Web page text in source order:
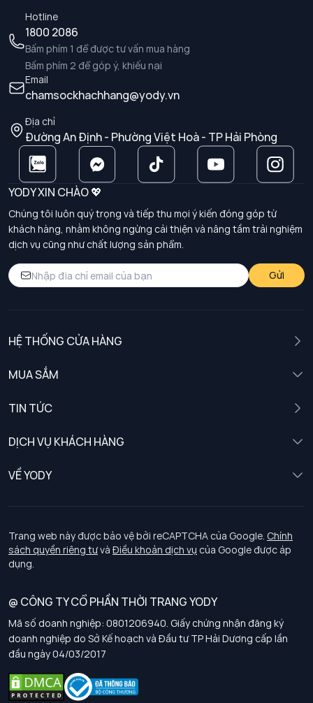
Hotline
1800 2086
Bấm phím 1 để được tư vấn mua hàng
Bấm phím 2 để góp ý, khiếu nại
Email
chamsockhachhang@yody.vn
Địa chỉ
Đường An Định - Phường Việt Hoà - TP Hải Phòng
YODY XIN CHÀO 💖
Chúng tôi luôn quý trọng và tiếp thu mọi ý kiến đóng góp từ
khách hàng, nhằm không ngừng cải thiện và nâng tầm trải nghiệm
dịch vụ cũng như chất lượng sản phẩm.
Gửi
HỆ THỐNG CỬA HÀNG
MUA SẮM
TIN TỨC
DỊCH VỤ KHÁCH HÀNG
Chính sách khách hàng thân thiết
Chính sách bảo vệ dữ liệu cá nhân
Chính sách thanh toán, giao nhận
Chính sách chất lượng và an toàn sức khoẻ nghề nghiệp
Chính sách đơn đồng phục
Hướng dẫn chọn kích thước
VỀ YODY
Tuyển dụng
Trang web này được bảo vệ bởi reCAPTCHA của Google. Chính
sách quyền riêng tưvà Điều khoản dịch vụ của Google được áp
dụng.
@ CÔNG TY CỔ PHẦN THỜI TRANG YODY
Mã số doanh nghiệp: 0801206940. Giấy chứng nhận đăng ký
doanh nghiệp do Sở Kế hoạch và Đầu tư TP Hải Dương cấp lần
đầu ngày 04/03/2017